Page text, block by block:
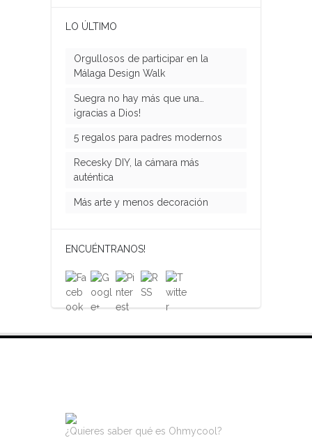
LO ÚLTIMO
Orgullosos de participar en la
Málaga Design Walk
Suegra no hay más que una…
¡gracias a Dios!
5 regalos para padres modernos
Recesky DIY, la cámara más
auténtica
Más arte y menos decoración
ENCUÉNTRANOS!
¿Quieres saber qué es Ohmycool?